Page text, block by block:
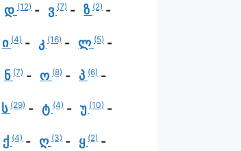
დ (12) ვ (7) ზ (2)
ი (4) კ (16) ლ (5)
ნ (7) ო (8) პ (6)
ს (29) ტ (4) უ (10)
ქ (4) ღ (3) ყ (2)